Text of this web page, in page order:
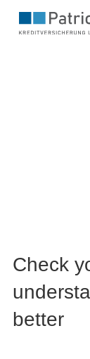
Check
better